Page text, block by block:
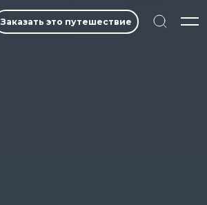
Заказать это путешествие